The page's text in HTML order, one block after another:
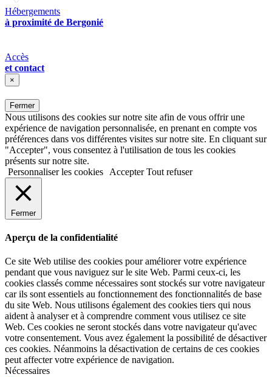
Hébergements
à proximité de Bergonié
Accès
et contact
×
Fermer
Nous utilisons des cookies sur notre site afin de vous offrir une
expérience de navigation personnalisée, en prenant en compte vos
préférences dans vos différentes visites sur notre site. En cliquant sur
"Accepter", vous consentez à l'utilisation de tous les cookies
présents sur notre site.
Personnaliser les cookies
Accepter Tout refuser
Fermer
Aperçu de la confidentialité
Ce site Web utilise des cookies pour améliorer votre expérience
pendant que vous naviguez sur le site Web. Parmi ceux-ci, les
cookies classés comme nécessaires sont stockés sur votre navigateur
car ils sont essentiels au fonctionnement des fonctionnalités de base
du site Web. Nous utilisons également des cookies tiers qui nous
aident à analyser et à comprendre comment vous utilisez ce site
Web. Ces cookies ne seront stockés dans votre navigateur qu'avec
votre consentement. Vous avez également la possibilité de désactiver
ces cookies. Néanmoins la désactivation de certains de ces cookies
peut affecter votre expérience de navigation.
Nécessaires